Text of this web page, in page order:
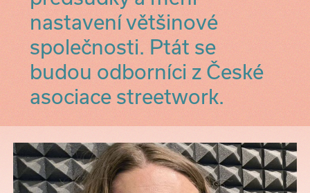
nastavení většinové
společnosti. Ptát se
budou odborníci z České
asociace streetwork.